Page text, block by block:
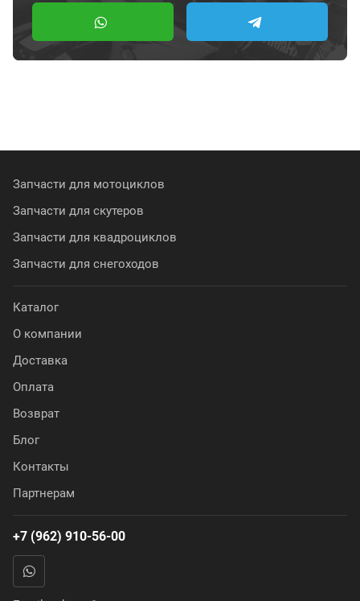
Запчасти для мотоциклов
Запчасти для скутеров
Запчасти для квадроциклов
Запчасти для снегоходов
Каталог
О компании
Доставка
Оплата
Возврат
Блог
Контакты
Партнерам
+7 (962) 910-56-00